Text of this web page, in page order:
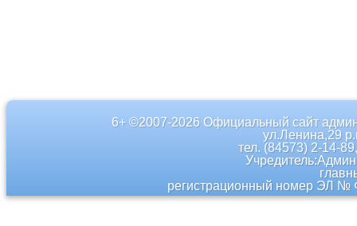
6+ ©2007-2026 Официальный сайт
ул.Ленина,29
тел. (84573) 2-14-
регистрационный номер ЭЛ №